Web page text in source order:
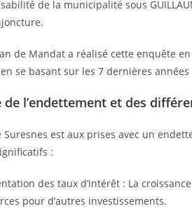
de la municipalité sous
de Mandat a réalisé cette enquête
en se basant sur les 7 dernières années
de l’endettement et des
Suresnes est aux prises avec un
:
des taux d’intérêt : La
pour d’autres investissements.